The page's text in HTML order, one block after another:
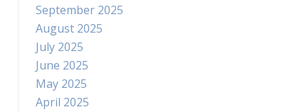
September 2025
August 2025
July 2025
June 2025
May 2025
April 2025